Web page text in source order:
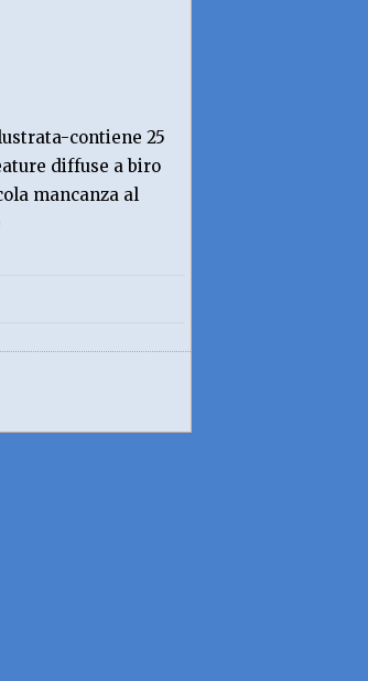
contiene 25
diffuse a biro
mancanza al